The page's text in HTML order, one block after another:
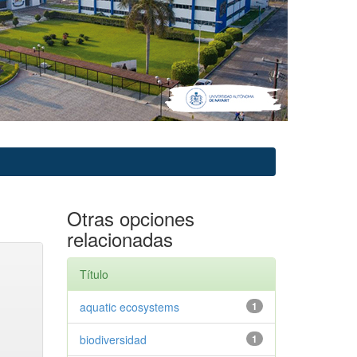
Otras opciones
relacionadas
Título
1
aquatic ecosystems
1
biodiversidad